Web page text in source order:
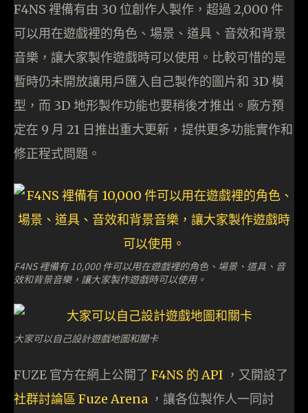
F4NS 裡備有由 30 位創作人製作，超過 2,000 件
可以用在遊戲裡的角色、場景、道具、音效和背景
音樂，讓大家製作遊戲時可以使用。比較可惜的是
暫時仍未開放讓用戶匯入自己製作的圖片和 3D 模
型，而 3D 地形製作功能也要稍後才推出。廠方預
定在 9 月 21 日推出重大更新，提供更多功能實作和
修正程式問題。
F4NS 裡備有 10,000 件可以用在遊戲裡的角色、場景、道具、音
效和背景音樂，讓大家製作遊戲時可以使用。
大家可以自己設計遊戲地圖和關卡
FUZE 官方在網上公開了 F4NS 的 API ，又開設了
社群討論區 Fuze Arena ，讓各位製作人一同討